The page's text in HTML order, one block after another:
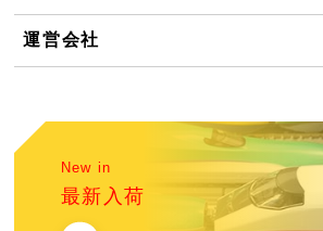
運営会社
New in
最新入荷